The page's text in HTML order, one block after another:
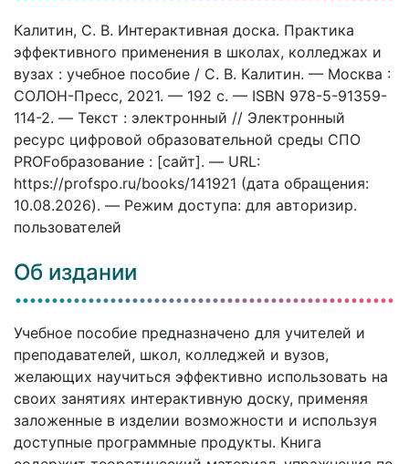
Калитин, С. В. Интерактивная доска. Практика
эффективного применения в школах, колледжах и
вузах : учебное пособие / С. В. Калитин. — Москва :
СОЛОН-Пресс, 2021. — 192 c. — ISBN 978-5-91359-
114-2. — Текст : электронный // Электронный
ресурс цифровой образовательной среды СПО
PROFобразование : [сайт]. — URL:
https://profspo.ru/books/141921 (дата обращения:
10.08.2026). — Режим доступа: для авторизир.
пользователей
Об издании
Учебное пособие предназначено для учителей и
преподавателей, школ, колледжей и вузов,
желающих научиться эффективно использовать на
своих занятиях интерактивную доску, применяя
заложенные в изделии возможности и используя
доступные программные продукты. Книга